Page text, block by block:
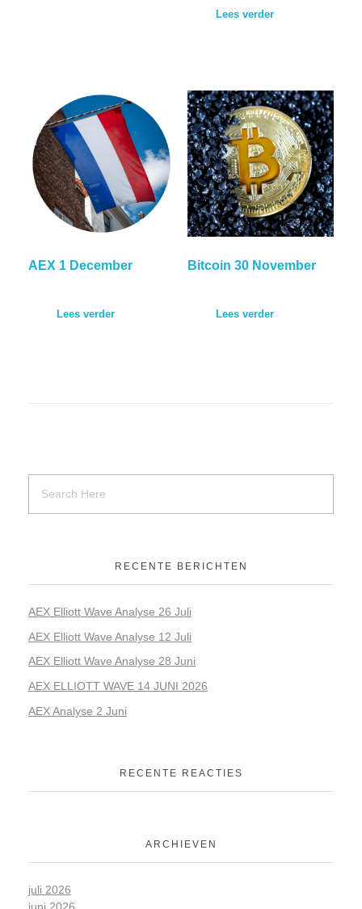
Lees verder
AEX 1 December
Lees verder
Bitcoin 30 November
Lees verder
RECENTE BERICHTEN
AEX Elliott Wave Analyse 26 Juli
AEX Elliott Wave Analyse 12 Juli
AEX Elliott Wave Analyse 28 Juni
AEX ELLIOTT WAVE 14 JUNI 2026
AEX Analyse 2 Juni
RECENTE REACTIES
ARCHIEVEN
juli 2026
juni 2026